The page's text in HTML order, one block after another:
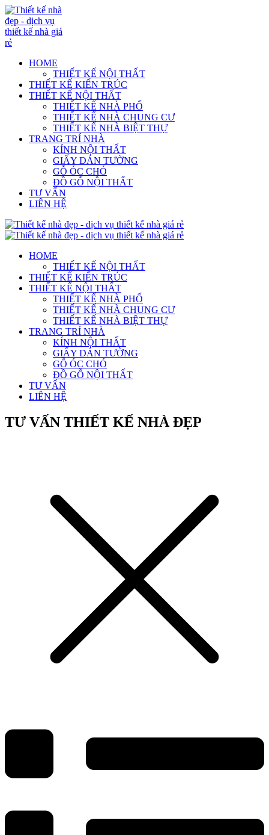
HOME
THIẾT KẾ NỘI THẤT
THIẾT KẾ KIẾN TRÚC
THIẾT KẾ NỘI THẤT
THIẾT KẾ NHÀ PHỐ
THIẾT KẾ NHÀ CHUNG CƯ
THIẾT KẾ NHÀ BIỆT THỰ
TRANG TRÍ NHÀ
KÍNH NỘI THẤT
GIẤY DÁN TƯỜNG
GỖ ÓC CHÓ
ĐỒ GỖ NỘI THẤT
TƯ VẤN
LIÊN HỆ
HOME
THIẾT KẾ NỘI THẤT
THIẾT KẾ KIẾN TRÚC
THIẾT KẾ NỘI THẤT
THIẾT KẾ NHÀ PHỐ
THIẾT KẾ NHÀ CHUNG CƯ
THIẾT KẾ NHÀ BIỆT THỰ
TRANG TRÍ NHÀ
KÍNH NỘI THẤT
GIẤY DÁN TƯỜNG
GỖ ÓC CHÓ
ĐỒ GỖ NỘI THẤT
TƯ VẤN
LIÊN HỆ
TƯ VẤN THIẾT KẾ NHÀ ĐẸP